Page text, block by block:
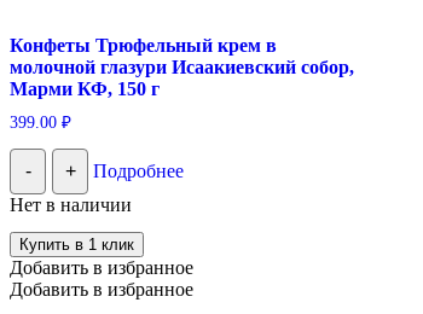
Конфеты Трюфельный крем в
молочной глазури Исаакиевский собор,
Марми КФ, 150 г
399.00 ₽
- +
Подробнее
Нет в наличии
Купить в 1 клик
Добавить в избранное
Добавить в избранное